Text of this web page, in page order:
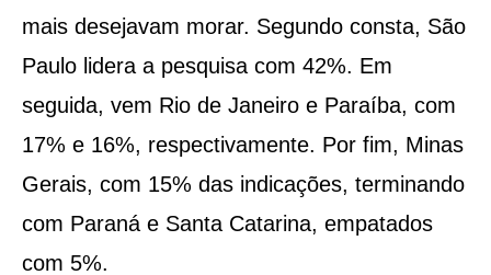
mais desejavam morar. Segundo consta, São
Paulo lidera a pesquisa com 42%. Em
seguida, vem Rio de Janeiro e Paraíba, com
17% e 16%, respectivamente. Por fim, Minas
Gerais, com 15% das indicações, terminando
com Paraná e Santa Catarina, empatados
com 5%.